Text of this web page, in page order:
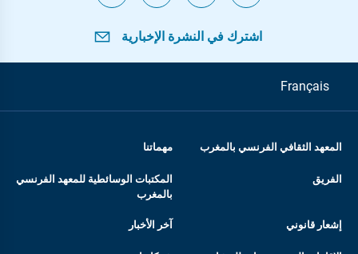
اشترك في النشرة الإخبارية
Français
المعهد الثقافي الفرنسي بالمغرب مهماتنا
الفريق
المكتبات الوسائطية للمعهد الفرنسي
بالمغرب
إشعار قانوني آخر الأخبار